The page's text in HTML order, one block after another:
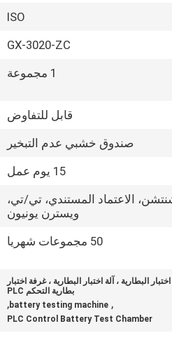
ISO
GX-3020-ZC
1 مجموعة
قابل للتفاوض
صندوق خشبي عدم التبخير
15 يوم عمل
الاعتماد المستندي، تي/تي،
ويسترن يونيون
50 مجموعات شهريا
البطارية ، آلة اختبار البطارية ، غرفة اختبار
بطارية التحكم PLC
,
battery testing machine
,
PLC Control Battery Test Chamber